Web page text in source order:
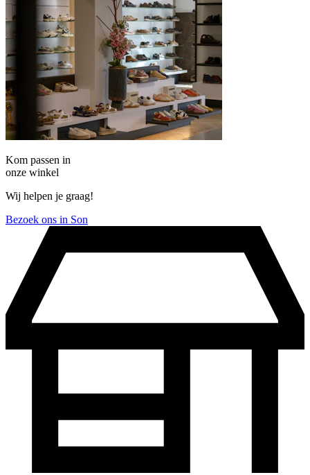
Kom passen in
onze winkel
Wij helpen je graag!
Bezoek ons in Son